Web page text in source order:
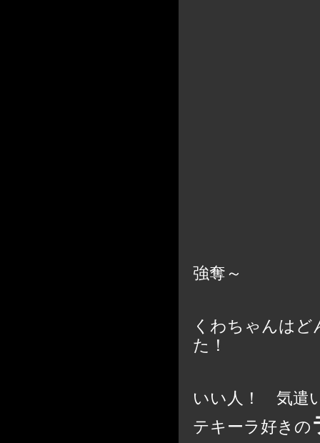
強奪～
くわちゃんは
た！
いい人！ 気遣
テキーラ好きの